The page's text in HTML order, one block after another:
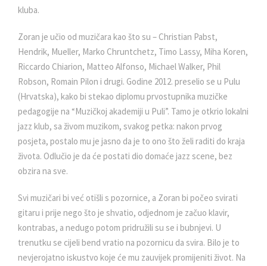
kluba.
Zoran je učio od muzičara kao što su – Christian Pabst,
Hendrik, Mueller, Marko Chruntchetz, Timo Lassy, Miha Koren,
Riccardo Chiarion, Matteo Alfonso, Michael Walker, Phil
Robson, Romain Pilon i drugi. Godine 2012. preselio se u Pulu
(Hrvatska), kako bi stekao diplomu prvostupnika muzičke
pedagogije na “Muzičkoj akademiji u Puli”. Tamo je otkrio lokalni
jazz klub, sa živom muzikom, svakog petka: nakon prvog
posjeta, postalo mu je jasno da je to ono što želi raditi do kraja
života. Odlučio je da će postati dio domaće jazz scene, bez
obzira na sve.
Svi muzičari bi već otišli s pozornice, a Zoran bi počeo svirati
gitaru i prije nego što je shvatio, odjednom je začuo klavir,
kontrabas, a nedugo potom pridružili su se i bubnjevi. U
trenutku se cijeli bend vratio na pozornicu da svira. Bilo je to
nevjerojatno iskustvo koje će mu zauvijek promijeniti život. Na